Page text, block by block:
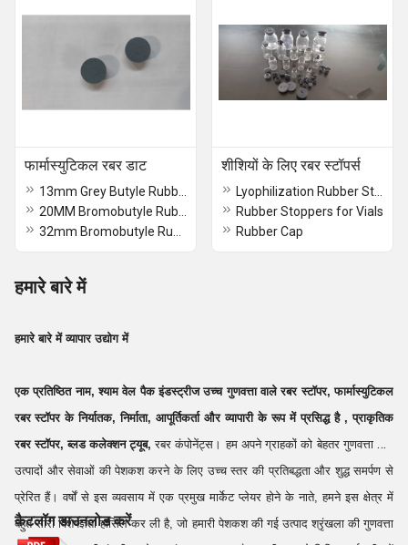
फार्मास्युटिकल रबर डाट शीशियों के लिए रबर स्टॉपर्स
Rubber Stoppers for Vials
Rubber Cap
हमारे बारे में
हमारे बारे मेंव्यापार उद्योग में
एक प्रतिष्ठित नाम,श्याम वेल पैक इंडस्ट्रीजउच्च गुणवत्ता वालेरबर स्टॉपर, फार्मास्युटिकल
रबर स्टॉपरकेनिर्यातक, निर्माता, आपूर्तिकर्ताऔरव्यापारीके रूप में प्रसिद्ध है , प्राकृतिक
रबर स्टॉपर,ब्लडकलेक्शन ट्यूब, रबर कंपोनेंट्स। हम अपने ग्राहकों को बेहतर गुणवत्ता वाले
उत्पादों और सेवाओं की पेशकश करने के लिए उच्च स्तर की प्रतिबद्धता और शुद्ध समर्पण से
प्रेरित हैं। वर्षों से इस व्यवसाय में एक प्रमुख मार्केट प्लेयर होने के नाते, हमने इस क्षेत्र में
बहुत सारी विशेषज्ञता हासिल कर ली है, जो हमारी पेशकश की गई उत्पाद श्रृंखला की गुणवत्ता
कैटलॉग डाउनलोड करें